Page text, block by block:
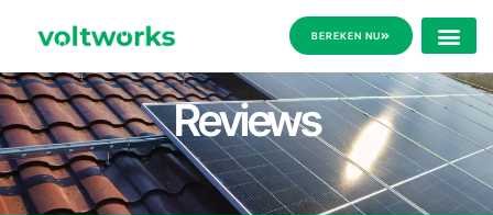
BEREKEN NU
Reviews